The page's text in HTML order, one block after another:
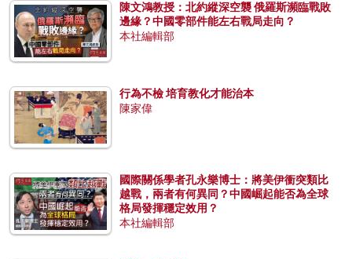
陳文鴻教授：北約縱深空襲 俄羅斯瀕臨戰敗
邊緣？中國零部件能左右戰局走向？
本社編輯部
行為不檢 培育教化才能治本
陳家偉
國際關係學者孔永樂博士：將美伊衝突類比
越戰，兩者有何異同？中國崛起能否為全球
格局發揮穩定效用？
本社編輯部